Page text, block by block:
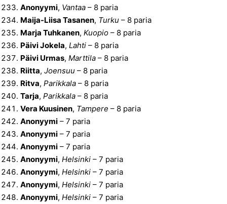
Anonyymi, Vantaa – 8 paria
Maija-Liisa Tasanen, Turku – 8 paria
Marja Tuhkanen, Kuopio – 8 paria
Päivi Jokela, Lahti – 8 paria
Päivi Urmas, Marttila – 8 paria
Riitta, Joensuu – 8 paria
Ritva, Parikkala – 8 paria
Tarja, Parikkala – 8 paria
Vera Kuusinen, Tampere – 8 paria
Anonyymi – 7 paria
Anonyymi – 7 paria
Anonyymi – 7 paria
Anonyymi, Helsinki – 7 paria
Anonyymi, Helsinki – 7 paria
Anonyymi, Helsinki – 7 paria
Anonyymi, Helsinki – 7 paria